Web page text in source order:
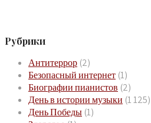
Рубрики
Антитеррор (2)
Безопасный интернет (1)
Биографии пианистов (2)
День в истории музыки (1 125)
День Победы (1)